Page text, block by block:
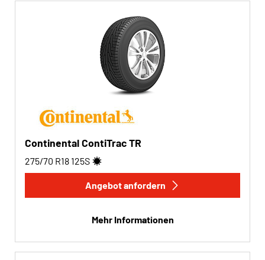
Continental ContiTrac TR
275/70 R18 125S
Angebot anfordern
Mehr Informationen